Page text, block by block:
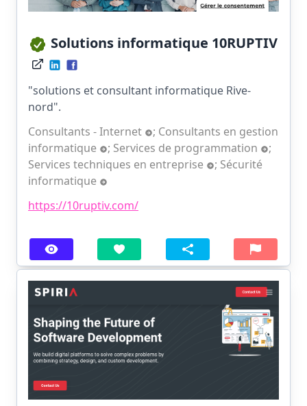
Solutions informatique 10RUPTIV
"solutions et consultant informatique Rive-
nord".
Consultants - Internet
; Consultants en gestion
informatique
; Services de programmation
;
Services techniques en entreprise
; Sécurité
informatique
https://10ruptiv.com/